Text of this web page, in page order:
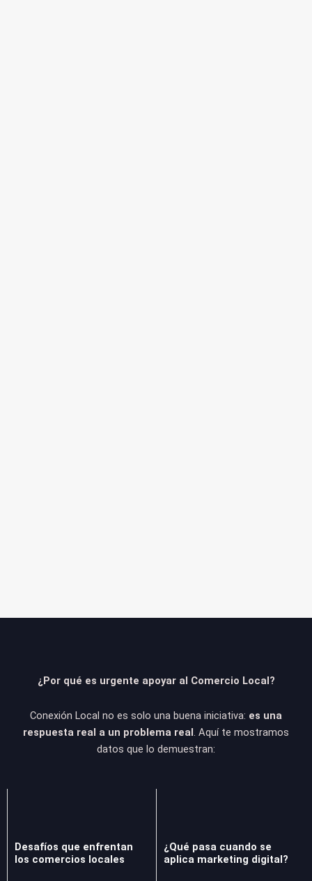
¿Por qué es urgente apoyar al Comercio Local?
Conexión Local no es solo una buena iniciativa: es una
respuesta real a un problema real. Aquí te mostramos
datos que lo demuestran:
Desafíos que enfrentan
los comercios locales
¿Qué pasa cuando se
aplica marketing digital?